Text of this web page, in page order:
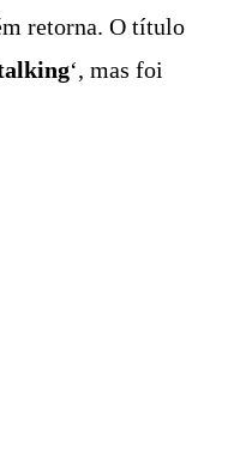
retorna. O título
‘, mas foi